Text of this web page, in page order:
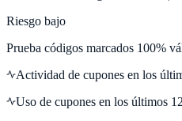
Riesgo bajo
Prueba códigos marcados 100%
Actividad de cupones en los
Uso de cupones en los últimos